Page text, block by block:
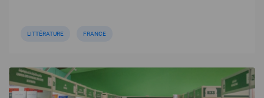
LITTÉRATURE FRANCE